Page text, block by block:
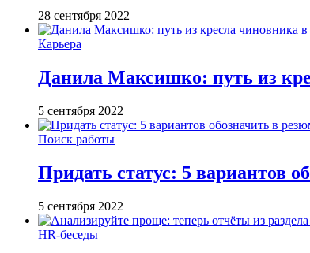
28 сентября 2022
Карьера
Данила Максишко: путь из
5 сентября 2022
Поиск работы
Придать статус: 5 вариантов
5 сентября 2022
HR-беседы